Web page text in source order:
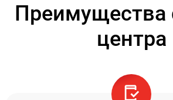
Преимущества
центра